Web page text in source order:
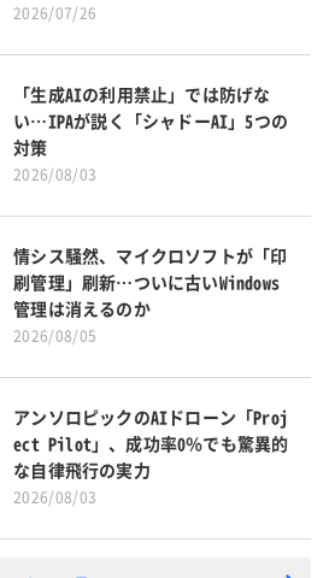
2026/07/26
「生成AIの利用禁止」では防げな
い…IPAが説く「シャドーAI」5つの
対策
2026/08/03
情シス騒然、マイクロソフトが「印
刷管理」刷新…ついに古いWindows
管理は消えるのか
2026/08/05
アンソロピックのAIドローン「Proj
ect Pilot」、成功率0％でも驚異的
な自律飛行の実力
2026/08/03